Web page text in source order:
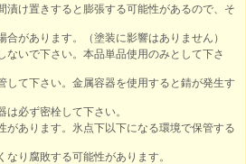
漬け置きすると膨張する可能性があるので、そ
があります。（塗装に影響はありません）
ないで下さい。本品単品使用のみとして下さ
して下さい。金属容器を使用すると錆が発生す
必ず密栓して下さい。
があります。氷点下以下になる環境で保管する
り腐敗する可能性があります。